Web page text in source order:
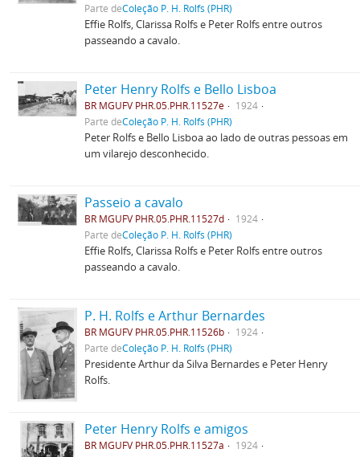
Parte deColeção P. H. Rolfs (PHR)
Effie Rolfs, Clarissa Rolfs e Peter Rolfs entre outros
passeando a cavalo.
Peter Henry Rolfs e Bello Lisboa
BR MGUFV PHR.05.PHR.11527e
1924
Parte deColeção P. H. Rolfs (PHR)
Peter Rolfs e Bello Lisboa ao lado de outras pessoas em
um vilarejo desconhecido.
Passeio a cavalo
BR MGUFV PHR.05.PHR.11527d
1924
Parte deColeção P. H. Rolfs (PHR)
Effie Rolfs, Clarissa Rolfs e Peter Rolfs entre outros
passeando a cavalo.
P. H. Rolfs e Arthur Bernardes
BR MGUFV PHR.05.PHR.11526b
1924
Parte deColeção P. H. Rolfs (PHR)
Presidente Arthur da Silva Bernardes e Peter Henry
Rolfs.
Peter Henry Rolfs e amigos
BR MGUFV PHR.05.PHR.11527a
1924